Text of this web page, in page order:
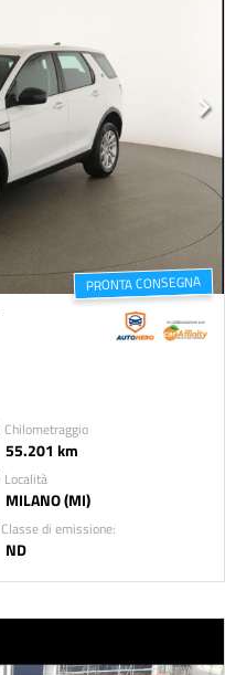
PRONTA CONSEGNA
Chilometraggio
55.201 km
Località
MILANO (MI)
Classe di emissione:
ND